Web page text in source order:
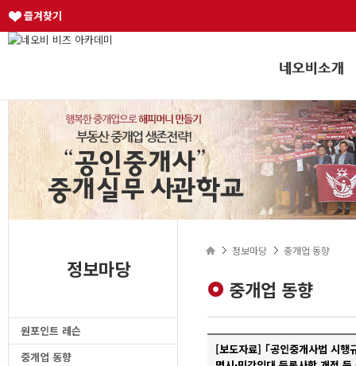
즐겨찾기
정보마당
원포인트 레슨
중개업 동향
정보마당 중개업 동향
중개업 동향
[보도자료] ｢공인중개사법 시